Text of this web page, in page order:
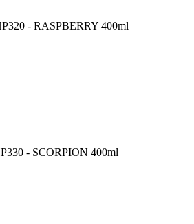
- RASPBERRY 400ml
- SCORPION 400ml